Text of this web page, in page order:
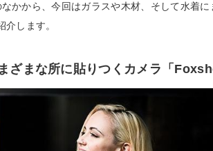
かから、今回はガラスや木材、そして水着
します。
ざまな所に貼りつくカメラ「